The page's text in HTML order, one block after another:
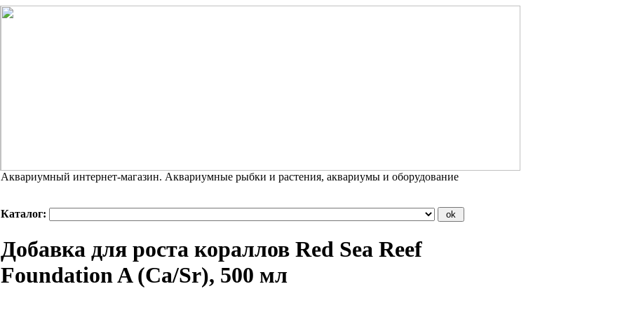
Аквариумный интернет-магазин. Аквариумные рыбки и растения, аквариумы и оборудование
Каталог:
Добавка для роста кораллов Red Sea Reef
Foundation A (Ca/Sr), 500 мл